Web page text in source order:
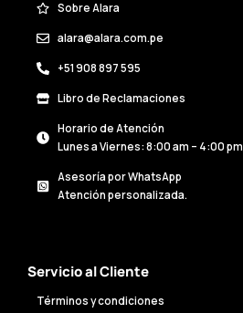
Sobre Alara
alara@alara.com.pe
+51 908 897 595
Libro de Reclamaciones
Horario de Atención
Lunes a Viernes: 8:00 am – 4:00 pm
Asesoría por WhatsApp
Atención personalizada.
Servicio al Cliente
Términos y condiciones